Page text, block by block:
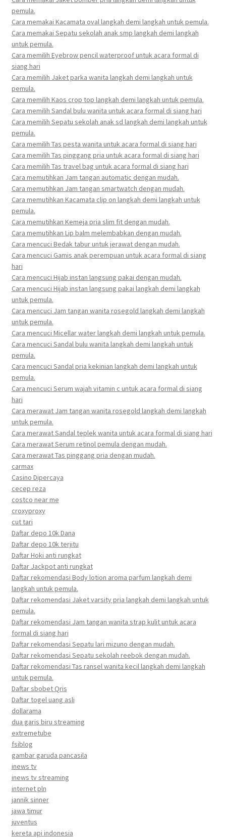
pemula.
Cara memakai Kacamata oval langkah demi langkah untuk pemula.
Cara memakai Sepatu sekolah anak smp langkah demi langkah
untuk pemula.
Cara memilih Eyebrow pencil waterproof untuk acara formal di
siang hari
Cara memilih Jaket parka wanita langkah demi langkah untuk
pemula.
Cara memilih Kaos crop top langkah demi langkah untuk pemula.
Cara memilih Sandal bulu wanita untuk acara formal di siang hari
Cara memilih Sepatu sekolah anak sd langkah demi langkah untuk
pemula.
Cara memilih Tas pesta wanita untuk acara formal di siang hari
Cara memilih Tas pinggang pria untuk acara formal di siang hari
Cara memilih Tas travel bag untuk acara formal di siang hari
Cara memutihkan Jam tangan automatic dengan mudah.
Cara memutihkan Jam tangan smartwatch dengan mudah.
Cara memutihkan Kacamata clip on langkah demi langkah untuk
pemula.
Cara memutihkan Kemeja pria slim fit dengan mudah.
Cara memutihkan Lip balm melembabkan dengan mudah.
Cara mencuci Bedak tabur untuk jerawat dengan mudah.
Cara mencuci Gamis anak perempuan untuk acara formal di siang
hari
Cara mencuci Hijab instan langsung pakai dengan mudah.
Cara mencuci Hijab instan langsung pakai langkah demi langkah
untuk pemula.
Cara mencuci Jam tangan wanita rosegold langkah demi langkah
untuk pemula.
Cara mencuci Micellar water langkah demi langkah untuk pemula.
Cara mencuci Sandal bulu wanita langkah demi langkah untuk
pemula.
Cara mencuci Sandal pria kekinian langkah demi langkah untuk
pemula.
Cara mencuci Serum wajah vitamin c untuk acara formal di siang
hari
Cara merawat Jam tangan wanita rosegold langkah demi langkah
untuk pemula.
Cara merawat Sandal teplek wanita untuk acara formal di siang hari
Cara merawat Serum retinol pemula dengan mudah.
Cara merawat Tas pinggang pria dengan mudah.
carmax
Casino Dipercaya
cecep reza
costco near me
croxyproxy
cut tari
Daftar depo 10k Dana
Daftar depo 10k terjitu
Daftar Hoki anti rungkat
Daftar Jackpot anti rungkat
Daftar rekomendasi Body lotion aroma parfum langkah demi
langkah untuk pemula.
Daftar rekomendasi Jaket varsity pria langkah demi langkah untuk
pemula.
Daftar rekomendasi Jam tangan wanita strap kulit untuk acara
formal di siang hari
Daftar rekomendasi Sepatu lari mizuno dengan mudah.
Daftar rekomendasi Sepatu sekolah reebok dengan mudah.
Daftar rekomendasi Tas ransel wanita kecil langkah demi langkah
untuk pemula.
Daftar sbobet Qris
Daftar togel uang asli
dollarama
dua garis biru streaming
extremetube
fsiblog
gambar garuda pancasila
inews tv
inews tv streaming
internet pln
jannik sinner
jawa timur
juventus
kereta api indonesia